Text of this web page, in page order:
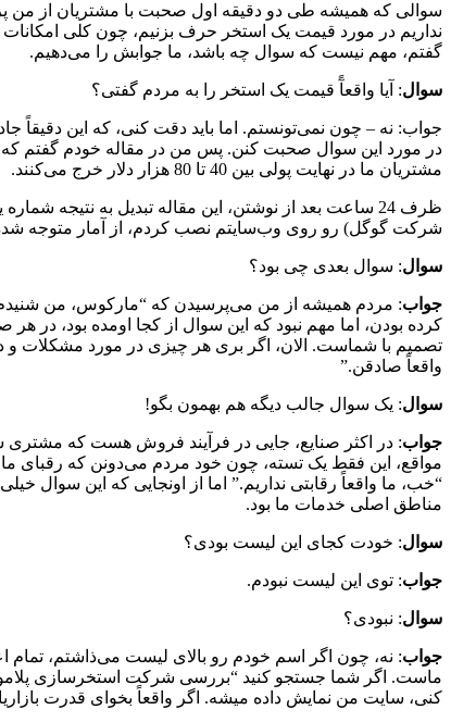
سوالی که همیشه طی دو دقیقه اول صحبت با مشتریان از من
نداریم در مورد قیمت یک استخر حرف بزنیم، چون کلی
گفتم، مهم نیست که سوال چه باشد، ما جوابش را می‌دهیم.
سوال: آیا واقعآً قیمت یک استخر را به مردم گفتی؟
جواب: نه – چون نمی‌تونستم. اما باید دقت کنی، که این
مشتریان ما در نهایت پولی بین 40 تا 80 هزار دلار خرج می‌کنند.
ظرف 24 ساعت بعد از نوشتن، این مقاله تبدیل به
شرکت گوگل) رو روی وب‌سایتم نصب کردم، از آمار متوجه شده‌ام که تا به امروز، همین یک
سوال: سوال بعدی چی بود؟
جواب: مردم همیشه از من می‌پرسیدن که “مارکوس، من
کرده بودن، اما مهم نبود که این سوال از کجا اومده بود، در
تصمیم با شماست. الان، اگر بری هر چیزی در مورد مشکلات
واقعاً صادقن.”
سوال: یک سوال جالب دیگه هم بهمون بگو!
جواب: در اکثر صنایع، جایی در فرآیند فروش هست که مشتری
“خب، ما واقعاً رقابتی نداریم.” اما از اونجایی که این
مناطق اصلی خدمات ما بود.
سوال: خودت کجای این لیست بودی؟
جواب: توی این لیست نبودم.
سوال: نبودی؟
جواب: نه، چون اگر اسم خودم رو بالای لیست می‌ذاشتم، تمام
ماست. اگر شما جستجو کنید “بررسی شرکت استخرسازی
کنی، سایت من نمایش داده میشه. اگر واقعاً بخوای قدرت